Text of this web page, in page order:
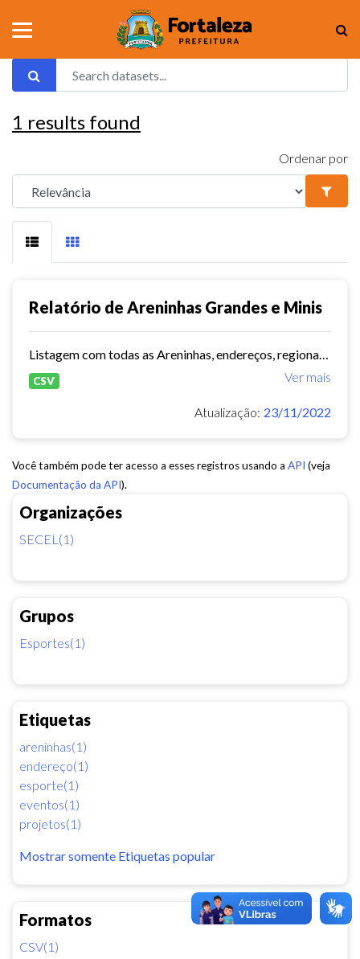
Organizações
SECEL(1)
Grupos
Esportes(1)
Etiquetas
areninhas(1)
endereço(1)
esporte(1)
eventos(1)
projetos(1)
Mostrar somente Etiquetas popular
Formatos
CSV(1)
1 results found
Ordenar por
Relatório de Areninhas Grandes e Minis
Ver mais
CSV
Atualização: 23/11/2022
Você também pode ter acesso a esses registros usando a API (veja
Documentação da API).